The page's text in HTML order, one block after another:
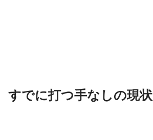
すでに打つ手なしの現状